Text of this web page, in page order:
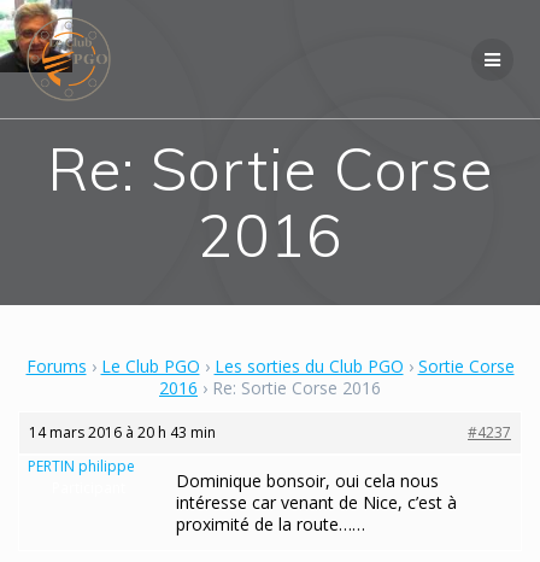
Re: Sortie Corse
2016
Forums › Le Club PGO › Les sorties du Club PGO › Sortie Corse
2016 › Re: Sortie Corse 2016
14 mars 2016 à 20 h 43 min
#4237
PERTIN philippe
Dominique bonsoir, oui cela nous
intéresse car venant de Nice, c’est à
proximité de la route……